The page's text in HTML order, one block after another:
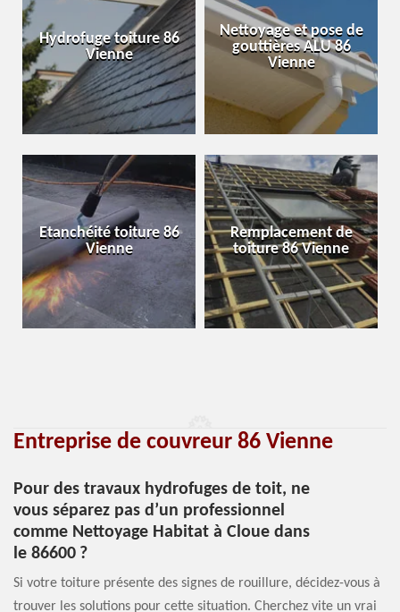
Hydrofuge toiture 86
Vienne
Nettoyage et pose de
gouttières ALU 86
Vienne
Etanchéité toiture 86
Vienne
Remplacement de
toiture 86 Vienne
Entreprise de couvreur 86 Vienne
Pour des travaux hydrofuges de toit, ne
vous séparez pas d’un professionnel
comme Nettoyage Habitat à Cloue dans
le 86600 ?
Si votre toiture présente des signes de rouillure, décidez-vous à
trouver les solutions pour cette situation. Cherchez vite un vrai